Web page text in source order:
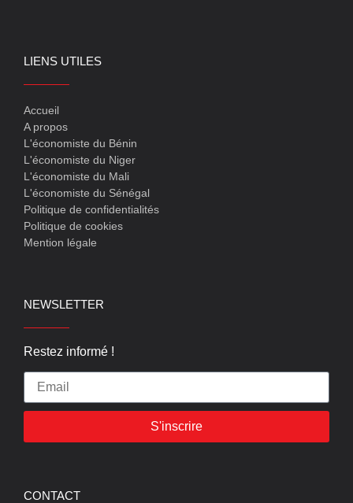
LIENS UTILES
Accueil
A propos
L'économiste du Bénin
L'économiste du Niger
L'économiste du Mali
L'économiste du Sénégal
Politique de confidentialités
Politique de cookies
Mention légale
NEWSLETTER
Restez informé !
S'inscrire
CONTACT